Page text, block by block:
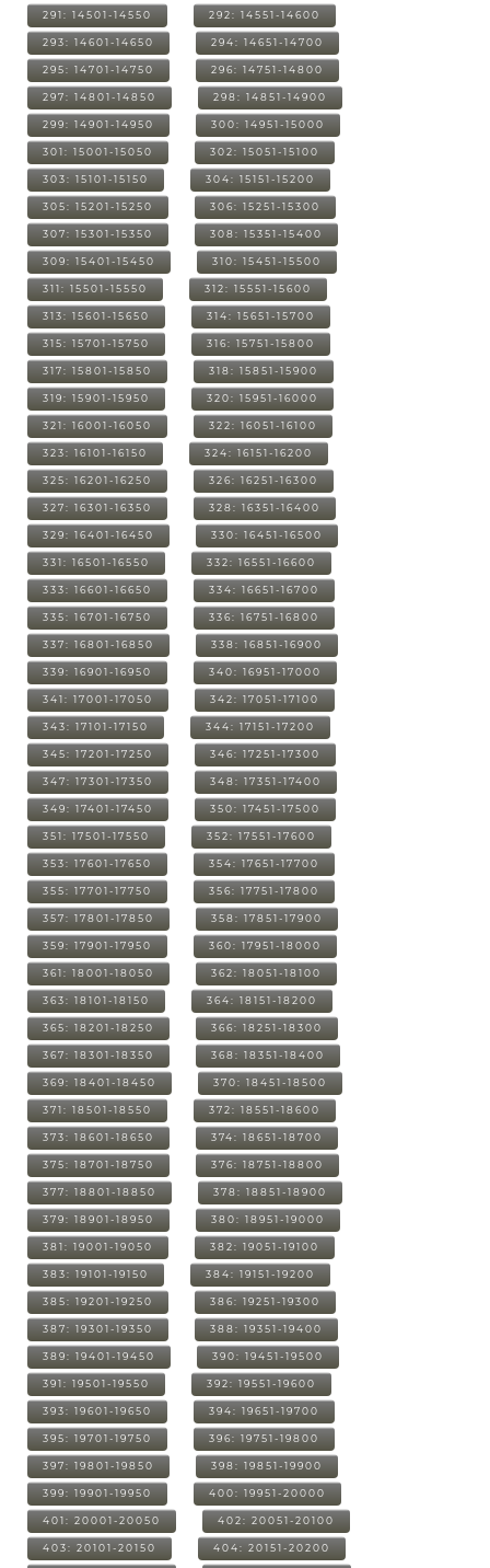
291: 14501-14550 292: 14551-14600
293: 14601-14650 294: 14651-14700
295: 14701-14750 296: 14751-14800
297: 14801-14850 298: 14851-14900
299: 14901-14950 300: 14951-15000
301: 15001-15050 302: 15051-15100
303: 15101-15150 304: 15151-15200
305: 15201-15250 306: 15251-15300
307: 15301-15350 308: 15351-15400
309: 15401-15450 310: 15451-15500
311: 15501-15550 312: 15551-15600
313: 15601-15650 314: 15651-15700
315: 15701-15750 316: 15751-15800
317: 15801-15850 318: 15851-15900
319: 15901-15950 320: 15951-16000
321: 16001-16050 322: 16051-16100
323: 16101-16150 324: 16151-16200
325: 16201-16250 326: 16251-16300
327: 16301-16350 328: 16351-16400
329: 16401-16450 330: 16451-16500
331: 16501-16550 332: 16551-16600
333: 16601-16650 334: 16651-16700
335: 16701-16750 336: 16751-16800
337: 16801-16850 338: 16851-16900
339: 16901-16950 340: 16951-17000
341: 17001-17050 342: 17051-17100
343: 17101-17150 344: 17151-17200
345: 17201-17250 346: 17251-17300
347: 17301-17350 348: 17351-17400
349: 17401-17450 350: 17451-17500
351: 17501-17550 352: 17551-17600
353: 17601-17650 354: 17651-17700
355: 17701-17750 356: 17751-17800
357: 17801-17850 358: 17851-17900
359: 17901-17950 360: 17951-18000
361: 18001-18050 362: 18051-18100
363: 18101-18150 364: 18151-18200
365: 18201-18250 366: 18251-18300
367: 18301-18350 368: 18351-18400
369: 18401-18450 370: 18451-18500
371: 18501-18550 372: 18551-18600
373: 18601-18650 374: 18651-18700
375: 18701-18750 376: 18751-18800
377: 18801-18850 378: 18851-18900
379: 18901-18950 380: 18951-19000
381: 19001-19050 382: 19051-19100
383: 19101-19150 384: 19151-19200
385: 19201-19250 386: 19251-19300
387: 19301-19350 388: 19351-19400
389: 19401-19450 390: 19451-19500
391: 19501-19550 392: 19551-19600
393: 19601-19650 394: 19651-19700
395: 19701-19750 396: 19751-19800
397: 19801-19850 398: 19851-19900
399: 19901-19950 400: 19951-20000
401: 20001-20050 402: 20051-20100
403: 20101-20150 404: 20151-20200